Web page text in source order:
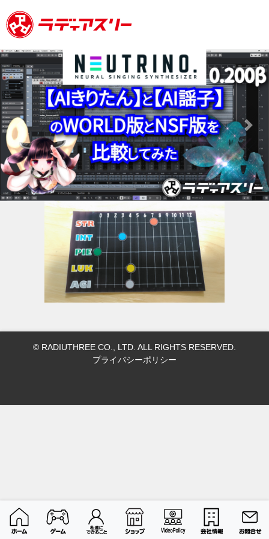
Previous Next
© RADIUTHREE CO., LTD. ALL RIGHTS RESERVED.
プライバシーポリシー